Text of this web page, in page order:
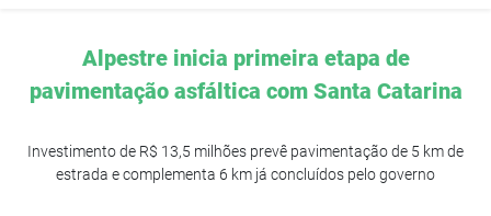
Alpestre inicia primeira etapa de
pavimentação asfáltica com Santa Catarina
Investimento de R$ 13,5 milhões prevê pavimentação de 5 km de
estrada e complementa 6 km já concluídos pelo governo